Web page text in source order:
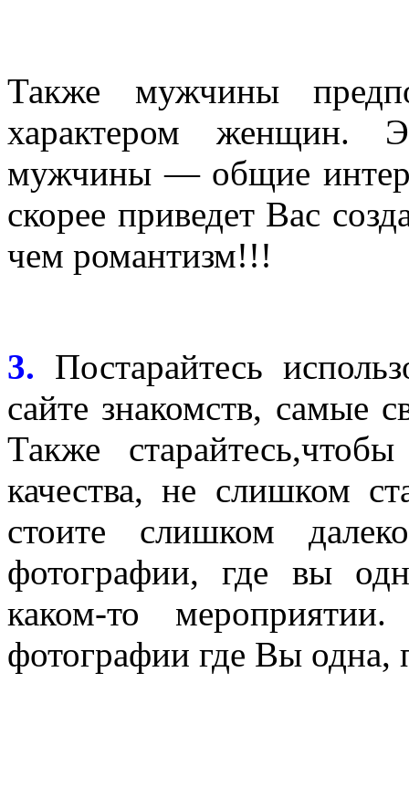
Также мужчины
характером женщин.
мужчины — общие
скорее приведет Вас
чем романтизм!!!
3. Постарайтесь
сайте знакомств, самые
Также
качества, не слишком
стоите слишком
фотографии, где вы
каком-то
фотографии где Вы одна,